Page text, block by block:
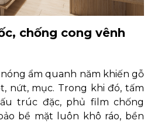
chống cong vênh
ẩm quanh năm khiến gỗ
nứt, mục. Trong khi đó, tấm
trúc đặc, phủ film chống
bề mặt luôn khô ráo, bền